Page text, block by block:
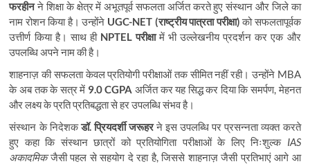
फरहीनने शिक्षा के क्षेत्र में अभूतपूर्व सफलता अर्जित करते हुए संस्थान और जिले का
नाम रोशन किया है। उन्होंने UGC-NET (राष्ट्रीय पात्रता परीक्षा)को सफलतापूर्वक
उत्तीर्ण किया है। साथ ही NPTEL परीक्षामें भी उल्लेखनीय प्रदर्शन कर एक और
उपलब्धि अपने नाम की है।
शाहनाज़ की सफलता केवल प्रतियोगी परीक्षाओं तक सीमित नहीं रही। उन्होंने MBA
के अब तक के सत्र में 9.0 CGPA अर्जित कर यह सिद्ध कर दिया कि समर्पण, मेहनत
और लक्ष्य के प्रति प्रतिबद्धता से हर उपलब्धि संभव है।
संस्थान के निदेशकडॉ. प्रियदर्शी जरूहरने इस उपलब्धि पर प्रसन्नता व्यक्त करते
हुए कहा कि संस्थान छात्रों को प्रतियोगिता परीक्षाओं के लिए निःशुल्क IAS
अकादमिकजैसी पहल से सहयोग दे रहा है, जिससे शाहनाज़ जैसी प्रतिभाएं आगे आ